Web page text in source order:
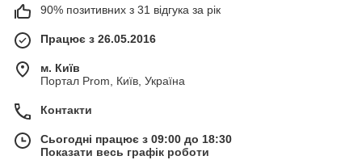
90% позитивних з 31 відгука за рік
Працює з 26.05.2016
м. Київ
Портал Prom, Київ, Україна
Контакти
Сьогодні працює з 09:00 до 18:30
Показати весь графік роботи